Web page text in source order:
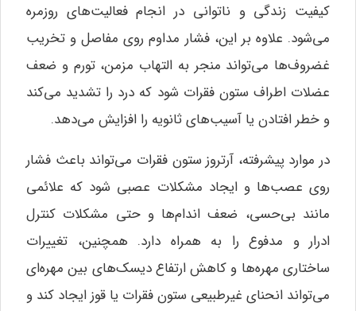
کیفیت زندگی و ناتوانی در انجام فعالیت‌های روزمره
می‌شود. علاوه بر این، فشار مداوم روی مفاصل و تخریب
غضروف‌ها می‌تواند منجر به التهاب مزمن، تورم و ضعف
عضلات اطراف ستون فقرات شود که درد را تشدید می‌کند
و خطر افتادن یا آسیب‌های ثانویه را افزایش می‌دهد.
در موارد پیشرفته، آرتروز ستون فقرات می‌تواند باعث فشار
روی عصب‌ها و ایجاد مشکلات عصبی شود که علائمی
مانند بی‌حسی، ضعف اندام‌ها و حتی مشکلات کنترل
ادرار و مدفوع را به همراه دارد. همچنین، تغییرات
ساختاری مهره‌ها و کاهش ارتفاع دیسک‌های بین مهره‌ای
می‌تواند انحنای غیرطبیعی ستون فقرات یا قوز ایجاد کند و